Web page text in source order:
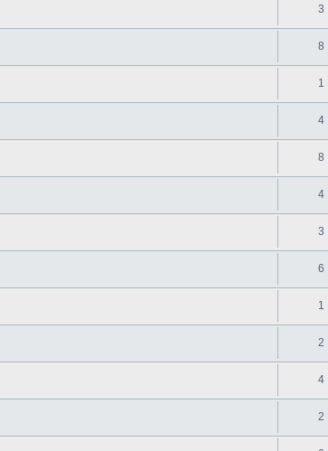
3
8
1
4
8
4
3
6
1
2
4
2